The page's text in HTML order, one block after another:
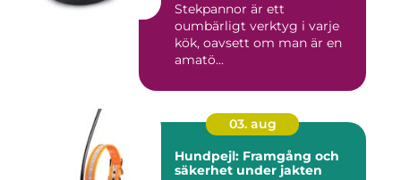
Stekpannor är ett
oumbärligt verktyg i varje
kök, oavsett om man är en
amatö...
03. aug
Hundpejl: Framgång och
säkerhet under jakten